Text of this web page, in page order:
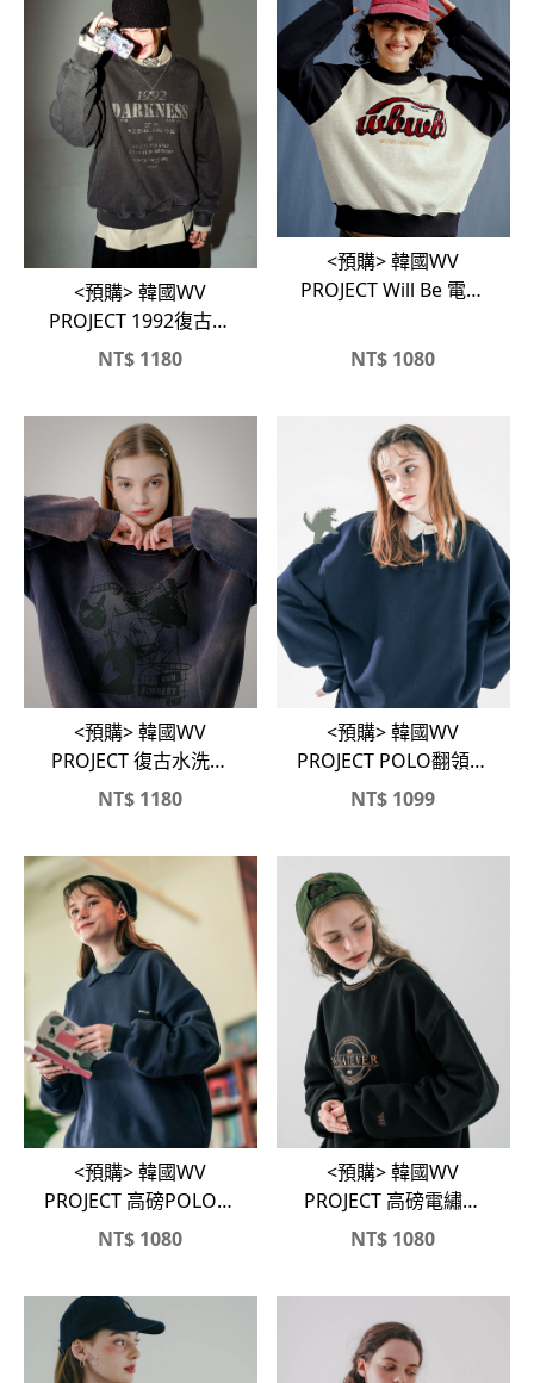
<預購> 韓國WV
PROJECT 1992復古感
高磅大學T
NT$ 1180
<預購> 韓國WV
PROJECT Will Be 電繡
NT$ 1080
<預購> 韓國WV
PROJECT 復古水洗大
學Ｔ
NT$ 1180
<預購> 韓國WV
PROJECT POLO翻領拼
色刷毛大學T
NT$ 1099
<預購> 韓國WV
PROJECT 高磅POLO領
內刷毛大學TX棉褲#套
NT$ 1080
<預購> 韓國WV
PROJECT 高磅電繡英
字母刷毛大學T
NT$ 1080